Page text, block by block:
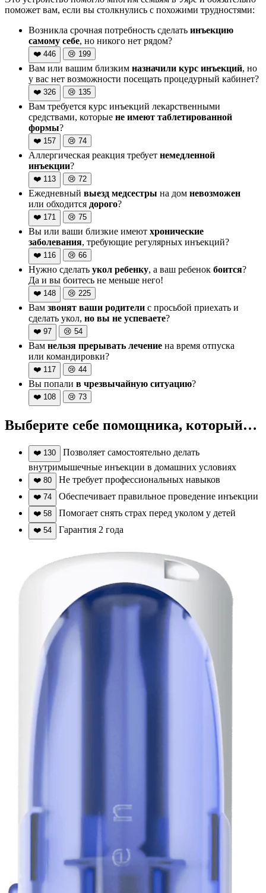
поможет вам, если вы столкнулись с похожими трудностями:
Возникла срочная потребность сделать инъекцию
самому себе, но никого нет рядом?
❤️ 446 😢 199
Вам или вашим близким назначили курс инъекций, но
у вас нет возможности посещать процедурный кабинет?
❤️ 326 😢 135
Вам требуется курс инъекций лекарственными
средствами, которые не имеют таблетированной
формы?
❤️ 157 😢 74
Аллергическая реакция требует немедленной
инъекции?
❤️ 113 😢 72
Ежедневный выезд медсестры на дом невозможен
или обходится дорого?
❤️ 171 😢 75
Вы или ваши близкие имеют хронические
заболевания, требующие регулярных инъекций?
❤️ 116 😢 66
Нужно сделать укол ребенку, а ваш ребенок боится?
Да и вы боитесь не меньше него!
❤️ 148 😢 225
Вам звонят ваши родители с просьбой приехать и
сделать укол, но вы не успеваете?
❤️ 97 😢 54
Вам нельзя прерывать лечение на время отпуска
или командировки?
❤️ 117 😢 44
Вы попали в чрезвычайную ситуацию?
❤️ 108 😢 73
Выберите себе помощника, который…
❤️ 130
Позволяет самостоятельно делать
внутримышечные инъекции в домашних условиях
❤️ 80 Не требует профессиональных навыков
❤️ 74 Обеспечивает правильное проведение инъекции
❤️ 58 Помогает снять страх перед уколом у детей
❤️ 54 Гарантия 2 года